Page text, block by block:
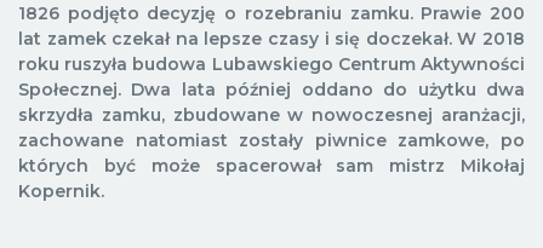
1826 podjęto decyzję o rozebraniu zamku. Prawie 200
lat zamek czekał na lepsze czasy i się doczekał. W 2018
roku ruszyła budowa Lubawskiego Centrum Aktywności
Społecznej. Dwa lata później oddano do użytku dwa
skrzydła zamku, zbudowane w nowoczesnej aranżacji,
zachowane natomiast zostały piwnice zamkowe, po
których być może spacerował sam mistrz Mikołaj
Kopernik.